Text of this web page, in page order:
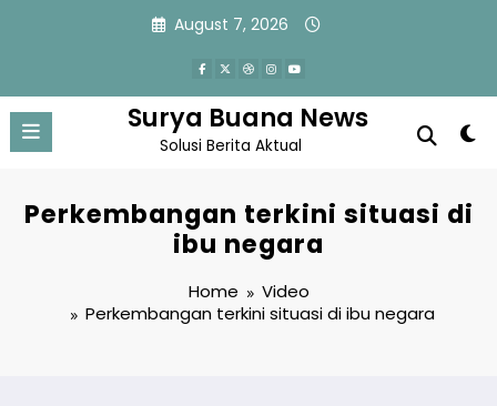
August 7, 2026
Surya Buana News
Solusi Berita Aktual
Perkembangan terkini situasi di
ibu negara
Home
Video
Perkembangan terkini situasi di ibu negara